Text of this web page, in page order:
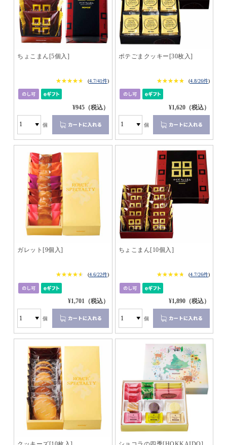
ちょこまん[5個入]
★★★★★
★★★★★ (4.7/41件)
¥945（税込）
個
ポテごまクッキー[30枚入]
★★★★★
★★★★★ (4.8/26件)
¥1,620（税込）
個
ガレット[9個入]
★★★★★
★★★★★ (4.6/22件)
¥1,701（税込）
個
ちょこまん[10個入]
★★★★★
★★★★★ (4.7/26件)
¥1,890（税込）
個